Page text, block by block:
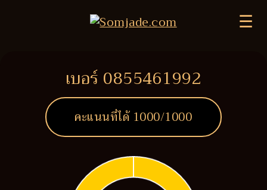
☰
เบอร์ 0855461992
คะแนนที่ได้ 1000/1000